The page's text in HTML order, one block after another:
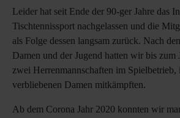
Leider hat seit Ende der 90-ger Jahre das
Tischtennissport nachgelassen und die
als Folge dessen langsam zurück. Nach
Damen und der Jugend hatten wir bis zum
zwei Herrenmannschaften im Spielbetrieb,
verbliebenen Damen mitkämpften.
Ab dem Corona Jahr 2020 konnten wir